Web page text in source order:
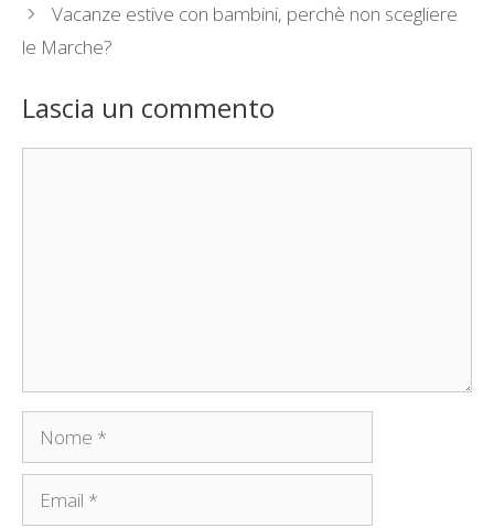
Vacanze estive con bambini, perchè non scegliere
le Marche?
Lascia un commento
Nome
Email